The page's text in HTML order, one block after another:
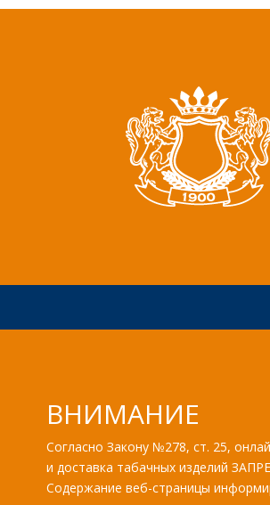
ВНИМАНИЕ
Согласно Закону №278, ст. 25,
и доставка табачных изделий
Содержание веб-страницы